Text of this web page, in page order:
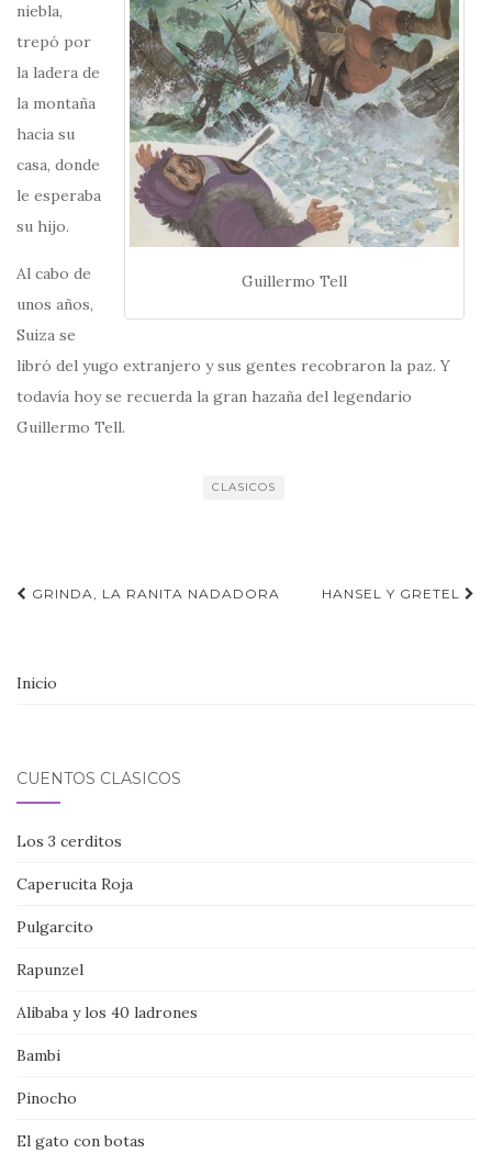
Guillermo Tell
niebla,
trepó por
la ladera de
la montaña
hacia su
casa, donde
le esperaba
su hijo.
Al cabo de
unos años,
Suiza se
libró del yugo extranjero y sus gentes recobraron la paz. Y
todavía hoy se recuerda la gran hazaña del legendario
Guillermo Tell.
CLASICOS
Navegación
GRINDA, LA RANITA NADADORA HANSEL Y GRETEL
Inicio
CUENTOS CLÁSICOS
Los 3 cerditos
Caperucita Roja
Pulgarcito
Rapunzel
Alibaba y los 40 ladrones
Bambi
Pinocho
El gato con botas